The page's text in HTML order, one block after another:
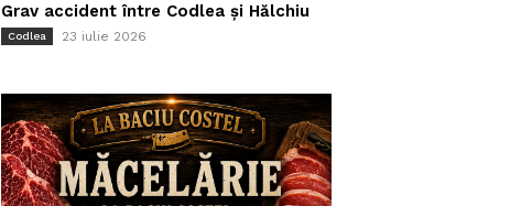
Grav accident între Codlea și Hălchiu
Codlea 23 iulie 2026